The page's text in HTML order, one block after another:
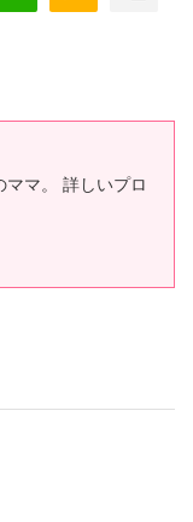
マ。 詳しいプロ